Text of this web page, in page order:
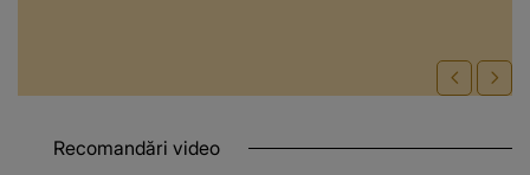
Recomandări video